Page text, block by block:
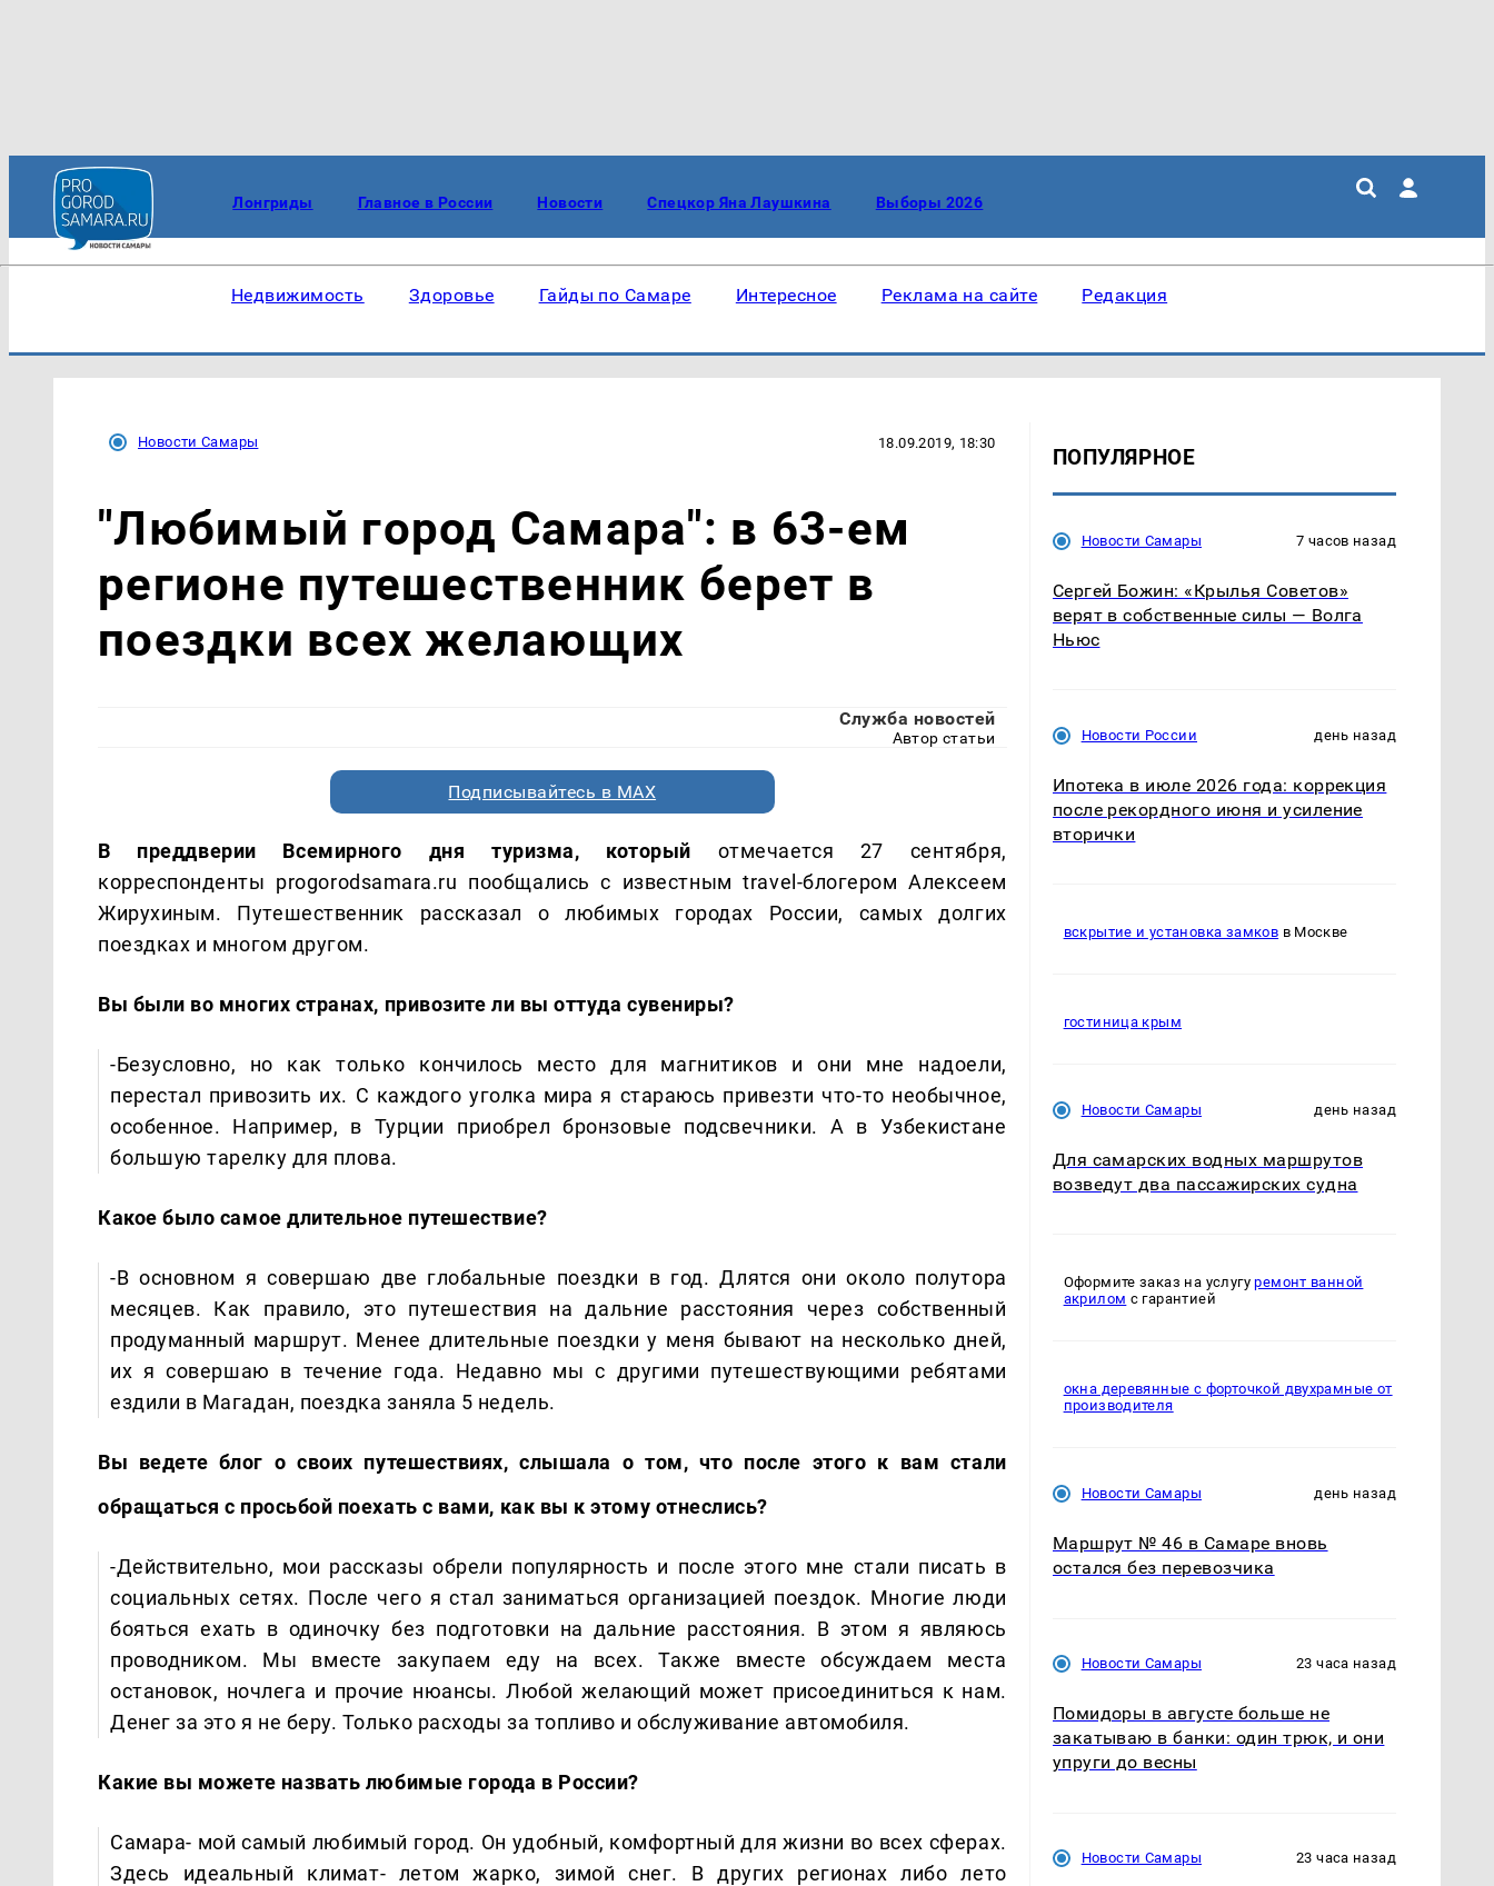
Лонгриды Главное в России Новости Спецкор Яна Лаушкина Выборы 2026
Недвижимость Здоровье Гайды по Самаре Интересное Реклама на сайте Редакция
Новости Самары 18.09.2019, 18:30
"Любимый город Самара": в 63-ем
регионе путешественник берет в
поездки всех желающих
Служба новостей
Автор статьи
Подписывайтесь в MAX
В преддверии Всемирного дня туризма, который отмечается 27 сентября,
корреспонденты progorodsamara.ru пообщались с известным travel-блогером Алексеем
Жирухиным. Путешественник рассказал о любимых городах России, самых долгих
поездках и многом другом.
Вы были во многих странах, привозите ли вы оттуда сувениры?
-Безусловно, но как только кончилось место для магнитиков и они мне надоели,
перестал привозить их. С каждого уголка мира я стараюсь привезти что-то необычное,
особенное. Например, в Турции приобрел бронзовые подсвечники. А в Узбекистане
большую тарелку для плова.
Какое было самое длительное путешествие?
-В основном я совершаю две глобальные поездки в год. Длятся они около полутора
месяцев. Как правило, это путешествия на дальние расстояния через собственный
продуманный маршрут. Менее длительные поездки у меня бывают на несколько дней,
их я совершаю в течение года. Недавно мы с другими путешествующими ребятами
ездили в Магадан, поездка заняла 5 недель.
Вы ведете блог о своих путешествиях, слышала о том, что после этого к вам стали
обращаться с просьбой поехать с вами, как вы к этому отнеслись?
-Действительно, мои рассказы обрели популярность и после этого мне стали писать в
социальных сетях. После чего я стал заниматься организацией поездок. Многие люди
бояться ехать в одиночку без подготовки на дальние расстояния. В этом я являюсь
проводником. Мы вместе закупаем еду на всех. Также вместе обсуждаем места
остановок, ночлега и прочие нюансы. Любой желающий может присоединиться к нам.
Денег за это я не беру. Только расходы за топливо и обслуживание автомобиля.
Какие вы можете назвать любимые города в России?
Самара- мой самый любимый город. Он удобный, комфортный для жизни во всех сферах.
Здесь идеальный климат- летом жарко, зимой снег. В других регионах либо лето
ПОПУЛЯРНОЕ
Новости Самары 7 часов назад
Сергей Божин: «Крылья Советов»
верят в собственные силы — Волга
Ньюс
Новости России день назад
Ипотека в июле 2026 года: коррекция
после рекордного июня и усиление
вторички
вскрытие и установка замков в Москве
гостиница крым
Новости Самары день назад
Для самарских водных маршрутов
возведут два пассажирских судна
Оформите заказ на услугуремонт ванной
акрилом с гарантией
окна деревянные с форточкой двухрамные от
производителя
Новости Самары день назад
Маршрут № 46 в Самаре вновь
остался без перевозчика
Новости Самары 23 часа назад
Помидоры в августе больше не
закатываю в банки: один трюк, и они
упруги до весны
Новости Самары 23 часа назад